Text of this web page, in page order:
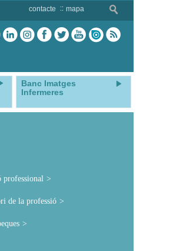
contacte mapa
Banc Imatges
Infermeres
professional
de la professió